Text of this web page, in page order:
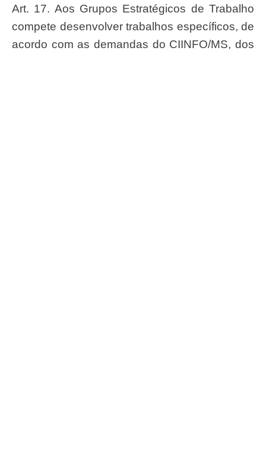
Art. 17. Aos Grupos Estratégicos de Trabalho
compete desenvolver trabalhos específicos, de
acordo com as demandas do CIINFO/MS, dos